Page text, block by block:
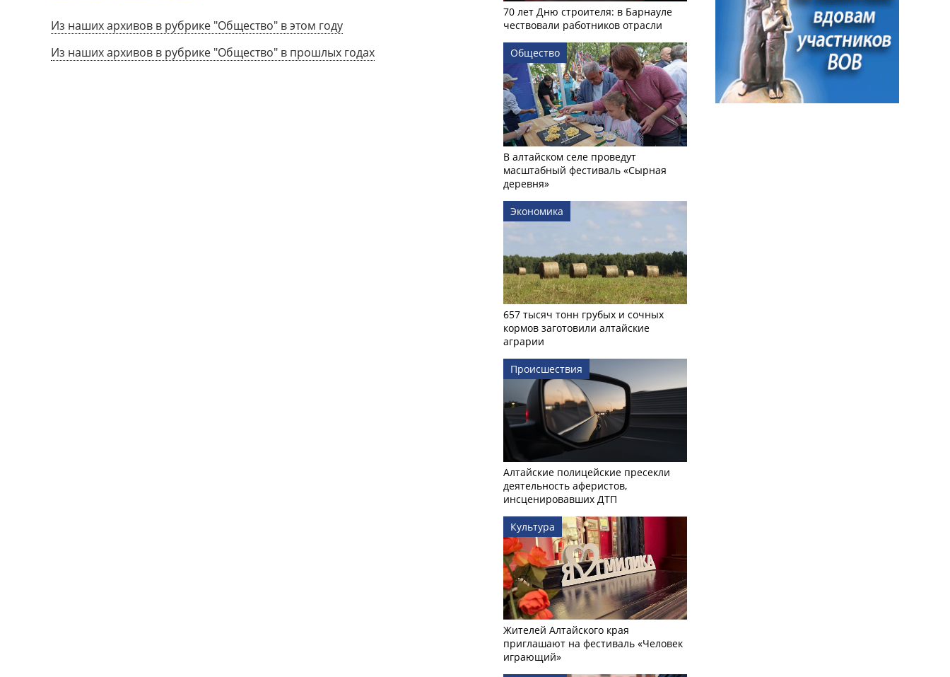
Из наших архивов в рубрике "Общество" в этом году
Из наших архивов в рубрике "Общество" в прошлых годах
70 лет Дню строителя: в Барнауле
чествовали работников отрасли
Общество
В алтайском селе проведут
масштабный фестиваль «Сырная
деревня»
Экономика
657 тысяч тонн грубых и сочных
кормов заготовили алтайские
аграрии
Происшествия
Алтайские полицейские пресекли
деятельность аферистов,
инсценировавших ДТП
Культура
Жителей Алтайского края
приглашают на фестиваль «Человек
играющий»